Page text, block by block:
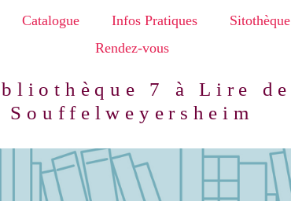
Catalogue Infos Pratiques Sitothèque
Rendez-vous
7 à Lire de
Souffelweyersheim